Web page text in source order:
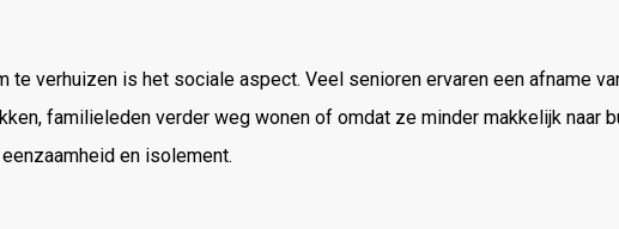
te verhuizen is het sociale aspect. Veel senioren ervaren een afname
familieleden verder weg wonen of omdat ze minder makkelijk naar
en isolement.